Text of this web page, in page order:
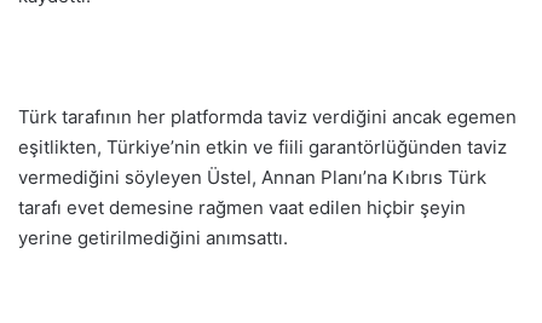
Türk tarafının her platformda taviz verdiğini ancak egemen
eşitlikten, Türkiye’nin etkin ve fiili garantörlüğünden taviz
vermediğini söyleyen Üstel, Annan Planı’na Kıbrıs Türk
tarafı evet demesine rağmen vaat edilen hiçbir şeyin
yerine getirilmediğini anımsattı.